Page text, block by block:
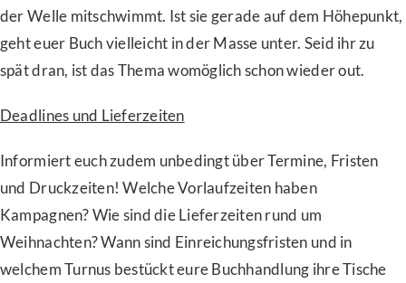
der Welle mitschwimmt. Ist sie gerade auf dem Höhepunkt,
geht euer Buch vielleicht in der Masse unter. Seid ihr zu
spät dran, ist das Thema womöglich schon wieder out.
Deadlines und Lieferzeiten
Informiert euch zudem unbedingt über Termine, Fristen
und Druckzeiten! Welche Vorlaufzeiten haben
Kampagnen? Wie sind die Lieferzeiten rund um
Weihnachten? Wann sind Einreichungsfristen und in
welchem Turnus bestückt eure Buchhandlung ihre Tische